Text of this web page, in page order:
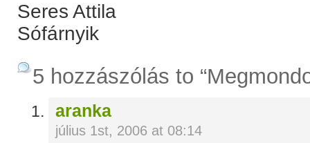
Seres Attila
Sófárnyik
5 hozzászólás to
aranka
július 1st, 2006 at 08:14